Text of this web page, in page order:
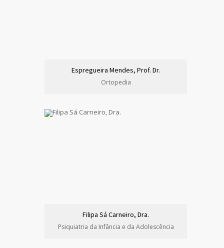
Espregueira Mendes, Prof. Dr.
Ortopedia
Filipa Sá Carneiro, Dra.
Psiquiatria da Infância e da Adolescência